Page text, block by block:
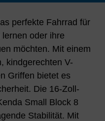
perfekte Fahrrad für
oder ihre
möchten. Mit einem
kindgerechten V-
Griffen bietet es
Die 16-Zoll-
Small Block 8
Stabilität. Mit